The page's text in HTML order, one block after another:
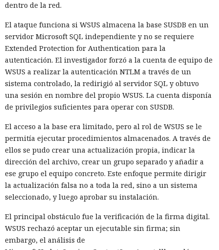
dentro de la red.
El ataque funciona si WSUS almacena la base SUSDB en un
servidor Microsoft SQL independiente y no se requiere
Extended Protection for Authentication para la
autenticación. El investigador forzó a la cuenta de equipo de
WSUS a realizar la autenticación NTLM a través de un
sistema controlado, la redirigió al servidor SQL y obtuvo
una sesión en nombre del propio WSUS. La cuenta disponía
de privilegios suficientes para operar con SUSDB.
El acceso a la base era limitado, pero al rol de WSUS se le
permitía ejecutar procedimientos almacenados. A través de
ellos se pudo crear una actualización propia, indicar la
dirección del archivo, crear un grupo separado y añadir a
ese grupo el equipo concreto. Este enfoque permite dirigir
la actualización falsa no a toda la red, sino a un sistema
seleccionado, y luego aprobar su instalación.
El principal obstáculo fue la verificación de la firma digital.
WSUS rechazó aceptar un ejecutable sin firma; sin
embargo, el análisis de